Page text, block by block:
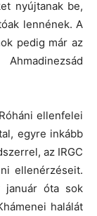
nyújtanak be,
lennének. A
pedig már az
ellenfelei
egyre inkább
az IRGC
ellenérzéseit.
január óta sok
halálát